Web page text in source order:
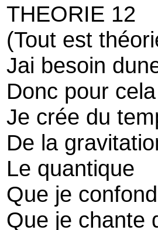
THEORIE 12
(Tout est
Jai besoin
Donc pour cela
Je crée du
De la
Le quantique
Que je
Que je chante